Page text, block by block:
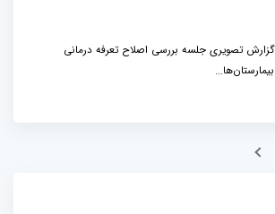
گزارش تصویری جلسه بررسی اصلاح تعرفه درمانی
بیمارستان‌ها...